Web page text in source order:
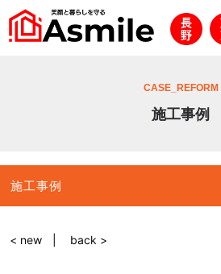
CASE_REFORM
施工事例
施工事例
< new back >